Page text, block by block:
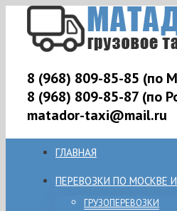
8 (968) 809-85-85 (по
8 (968) 809-85-87 (по
matador-taxi@mail.ru
ГЛАВНАЯ
ПЕРЕВОЗКИ ПО МОСКВЕ
ГРУЗОПЕРЕВОЗКИ